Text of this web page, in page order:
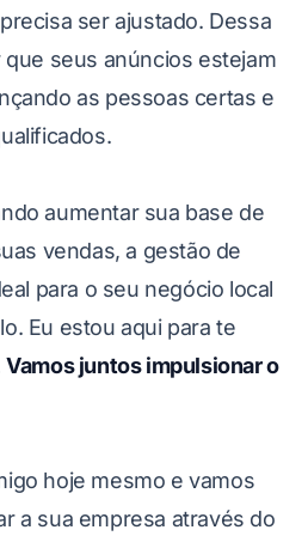
ser ajustado. Dessa
seus anúncios estejam
as pessoas certas e
aumentar sua base de
vendas, a gestão de
para o seu negócio local
Eu estou aqui para te
Vamos juntos impulsionar o
hoje mesmo e vamos
a sua empresa através do